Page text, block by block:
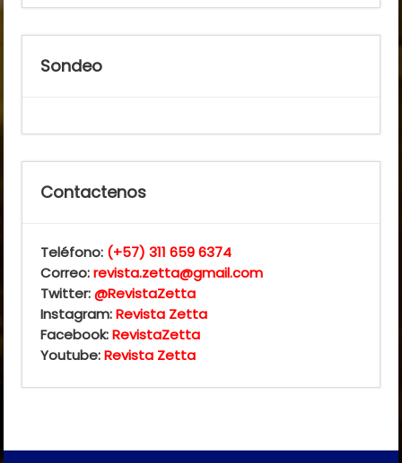
Sondeo
Contactenos
Teléfono: (+57) 311 659 6374
Correo:revista.zetta@gmail.com
Twitter:@RevistaZetta
Instagram:Revista Zetta
Facebook:RevistaZetta
Youtube:Revista Zetta